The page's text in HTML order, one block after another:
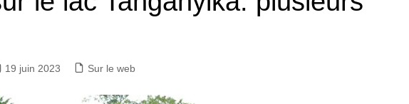
19 juin 2023 Sur le web